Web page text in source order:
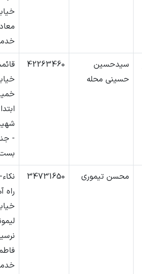
سیدحسین
حسینی محله
42263460
-
محسن تیموری 34731650
راه